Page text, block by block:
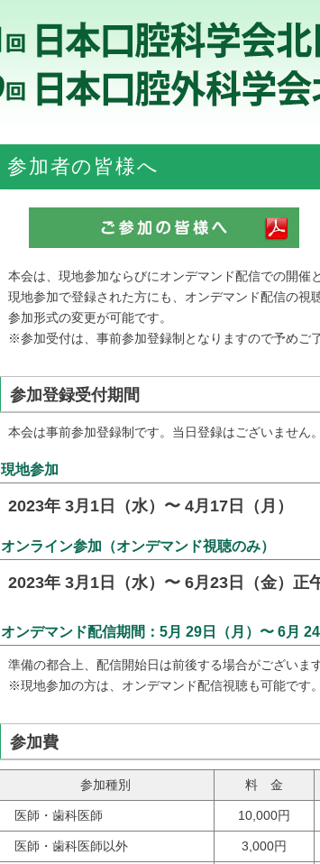
参加者の皆様へ
本会は、現地参加ならびにオンデマンド配信での開催
現地参加で登録された方にも、オンデマンド配信の視
参加形式の変更が可能です。
※参加受付は、事前参加登録制となりますので予めご
参加登録受付期間
本会は事前参加登録制です。当日登録はございません。
現地参加
2023年 3月1日（水）〜 4月17日（月）
オンライン参加（オンデマンド視聴のみ）
2023年 3月1日（水）〜 6月23日（金）正
オンデマンド配信期間：5月 29日（月）〜 6月 24
準備の都合上、配信開始日は前後する場合がございま
※現地参加の方は、オンデマンド配信視聴も可能です。
参加費
参加種別 料 金
医師・歯科医師 10,000円
医師・歯科医師以外 3,000円